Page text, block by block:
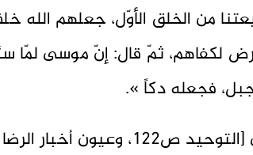
من الخلق الأوّل، جعلهم الله
لكفاهم، ثمّ قال: إنّ موسى لمّا
فجعله دكاً ».